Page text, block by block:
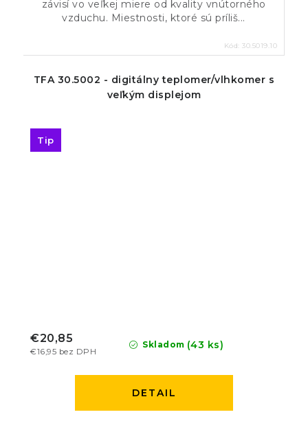
závisí vo veľkej miere od kvality vnútorného
vzduchu. Miestnosti, ktoré sú príliš...
Kód: 30.5019.10
TFA 30.5002 - digitálny teplomer/vlhkomer s
veľkým displejom
Tip
Skladom (43 ks)
€16,95 bez DPH
€20,85
DETAIL